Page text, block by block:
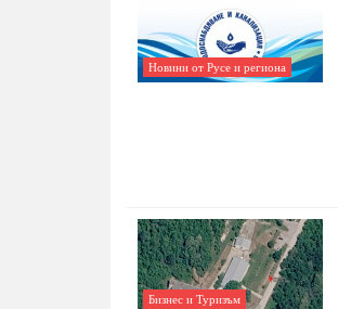
Новини от Русе и региона
Бизнес и Туризъм